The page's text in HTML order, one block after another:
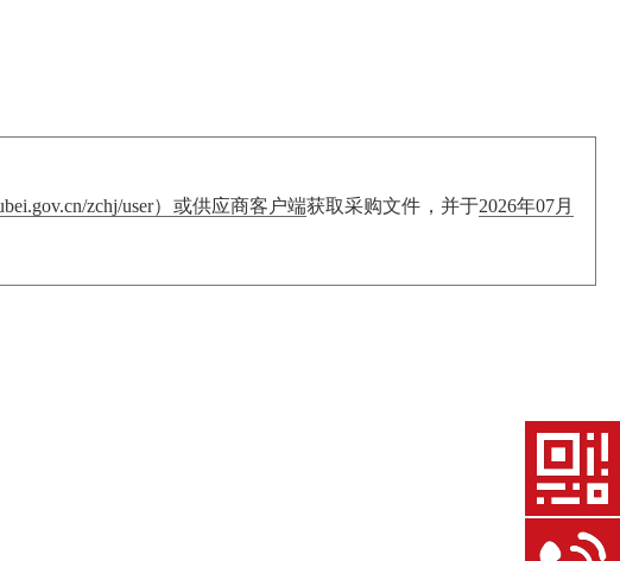
zchj/user）或供应商客户端获取采购文件，并于2026年07月